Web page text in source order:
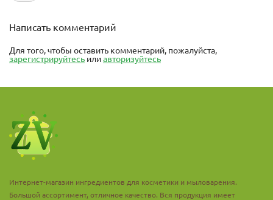
Написать комментарий
Для того, чтобы оставить комментарий, пожалуйста,
зарегистрируйтесь илиавторизуйтесь
Интернет-магазин ингредиентов для косметики и мыловарения.
Большой ассортимент, отличное качество. Вся продукция имеет